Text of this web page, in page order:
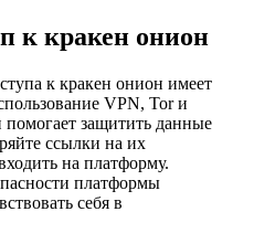
к кракен онион
к кракен онион имеет
VPN, Tor и
помогает защитить данные
ссылки на их
на платформу.
платформы
себя в